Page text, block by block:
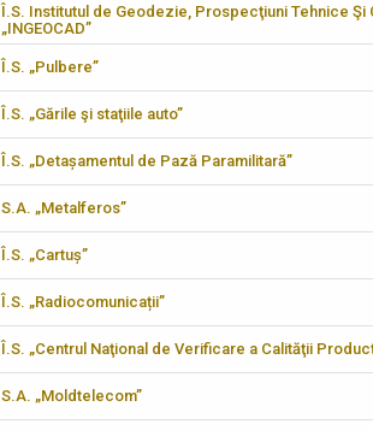
Î.S. Institutul de Geodezie, Prospecţiuni Tehnice Şi
„INGEOCAD”
Î.S. „Pulbere”
Î.S. „Gările şi staţiile auto”
Î.S. „Detașamentul de Pază Paramilitară”
S.A. „Metalferos”
Î.S. „Cartuș”
Î.S. „Radiocomunicații”
Î.S. „Centrul Naţional de Verificare a Calităţii
S.A. „Moldtelecom”